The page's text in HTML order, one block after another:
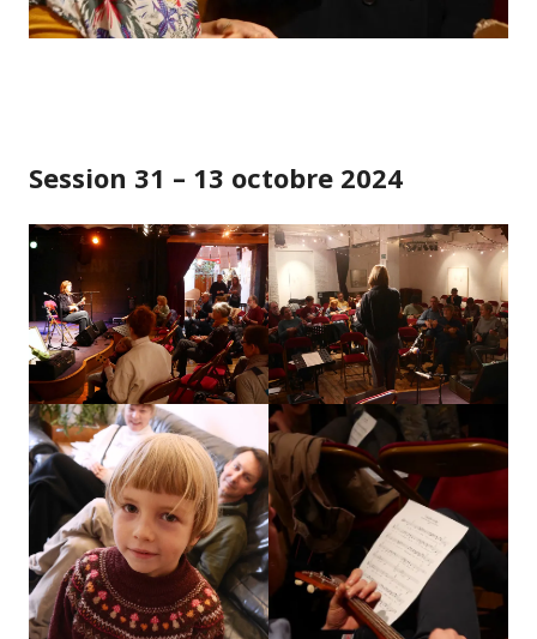
Session 31 – 13 octobre 2024